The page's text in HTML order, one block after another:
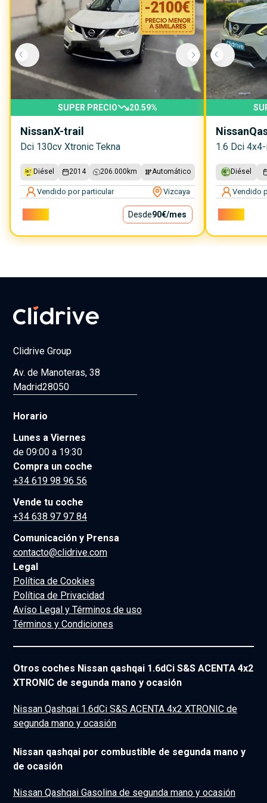
-2100€
SUPER PRECIO 20.59%
NissanX-trail
Dci 130cv Xtronic Tekna
Diésel 2014 206.000 km Automático
Vendido por particular Vizcaya
Desde90€/mes
Nissan
1.6 Dci
Diésel
Vendido
Clidrive Group
Av. de Manoteras, 38
Madrid28050
Horario
Lunes a Viernes
de 09:00 a 19:30
Compra un coche
+34 619 98 96 56
Vende tu coche
+34 638 97 97 84
Comunicación y Prensa
contacto@clidrive.com
Legal
Política de Cookies
Política de Privacidad
Avíso Legal y Términos de uso
Términos y Condiciones
Otros coches Nissan qashqai 1.6dCi S&S ACENTA 4x2
XTRONIC de segunda mano y ocasión
Nissan Qashqai 1.6dCi S&S ACENTA 4x2 XTRONIC de
segunda mano y ocasión
Nissan qashqai por combustible de segunda mano y
de ocasión
Nissan Qashqai Gasolina de segunda mano y ocasión